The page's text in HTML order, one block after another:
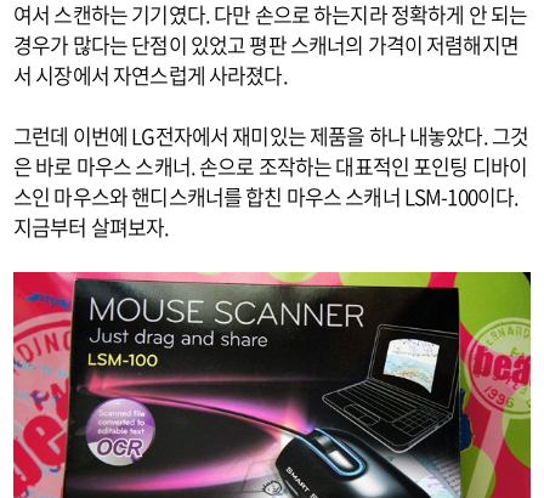
여서 스캔하는 기기였다. 다만 손으로 하는지라 정확하게 안 되는
경우가 많다는 단점이 있었고 평판 스캐너의 가격이 저렴해지면
서 시장에서 자연스럽게 사라졌다.
그런데 이번에 LG전자에서 재미있는 제품을 하나 내놓았다. 그것
은 바로 마우스 스캐너. 손으로 조작하는 대표적인 포인팅 디바이
스인 마우스와 핸디스캐너를 합친 마우스 스캐너 LSM-100이다.
지금부터 살펴보자.